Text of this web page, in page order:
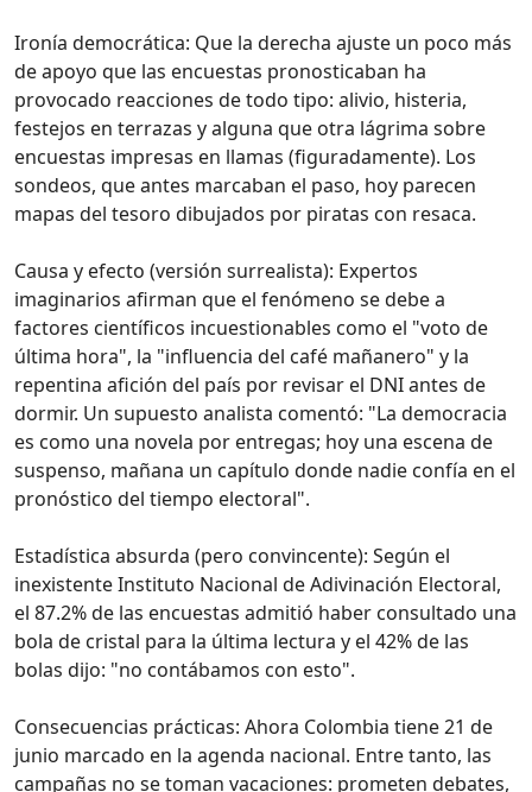
Ironía democrática: Que la derecha ajuste un poco más
de apoyo que las encuestas pronosticaban ha
provocado reacciones de todo tipo: alivio, histeria,
festejos en terrazas y alguna que otra lágrima sobre
encuestas impresas en llamas (figuradamente). Los
sondeos, que antes marcaban el paso, hoy parecen
mapas del tesoro dibujados por piratas con resaca.
Causa y efecto (versión surrealista): Expertos
imaginarios afirman que el fenómeno se debe a
factores científicos incuestionables como el "voto de
última hora", la "influencia del café mañanero" y la
repentina afición del país por revisar el DNI antes de
dormir. Un supuesto analista comentó: "La democracia
es como una novela por entregas; hoy una escena de
suspenso, mañana un capítulo donde nadie confía en el
pronóstico del tiempo electoral".
Estadística absurda (pero convincente): Según el
inexistente Instituto Nacional de Adivinación Electoral,
el 87.2% de las encuestas admitió haber consultado una
bola de cristal para la última lectura y el 42% de las
bolas dijo: "no contábamos con esto".
Consecuencias prácticas: Ahora Colombia tiene 21 de
junio marcado en la agenda nacional. Entre tanto, las
campañas no se toman vacaciones: prometen debates,